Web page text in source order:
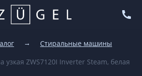
Стиральные машины
ZWS7120I Inverter Steam, белая